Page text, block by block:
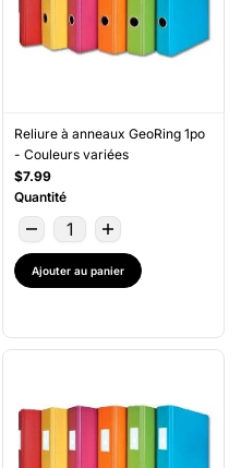
Reliure à anneaux GeoRing 1po
- Couleurs variées
$7.99
Quantité
Ajouter au panier